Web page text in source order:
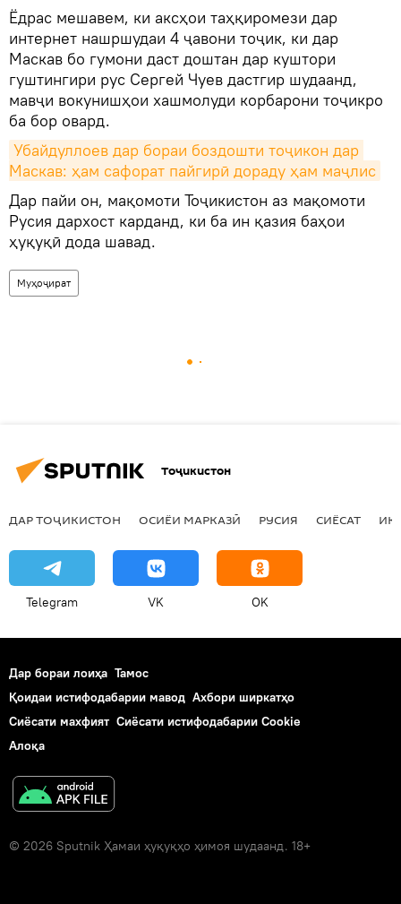
Ёдрас мешавем, ки аксҳои таҳқиромези дар
интернет нашршудаи 4 ҷавони тоҷик, ки дар
Маскав бо гумони даст доштан дар куштори
гуштингири рус Сергей Чуев дастгир шудаанд,
мавҷи вокунишҳои хашмолуди корбарони тоҷикро
ба бор овард.
Убайдуллоев дар бораи боздошти тоҷикон дар
Маскав: ҳам сафорат пайгирӣ дораду ҳам маҷлис
Дар пайи он, мақомоти Тоҷикистон аз мақомоти
Русия дархост карданд, ки ба ин қазия баҳои
ҳуқуқӣ дода шавад.
Муҳоҷират
Тоҷикистон
ДАР ТОҶИКИСТОН ОСИЁИ МАРКАЗӢ РУСИЯ СИЁСАТ
Telegram VK OK
Дар бораи лоиҳа Тамос
Қоидаи истифодабарии мавод Ахбори ширкатҳо
Сиёсати махфият Сиёсати истифодабарии Cookie
Алоқа
© 2026 Sputnik Ҳамаи ҳуқуқҳо ҳимоя шудаанд. 18+